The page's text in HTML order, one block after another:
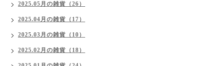
2025.05月の雑貨（26）
2025.04月の雑貨（17）
2025.03月の雑貨（10）
2025.02月の雑貨（18）